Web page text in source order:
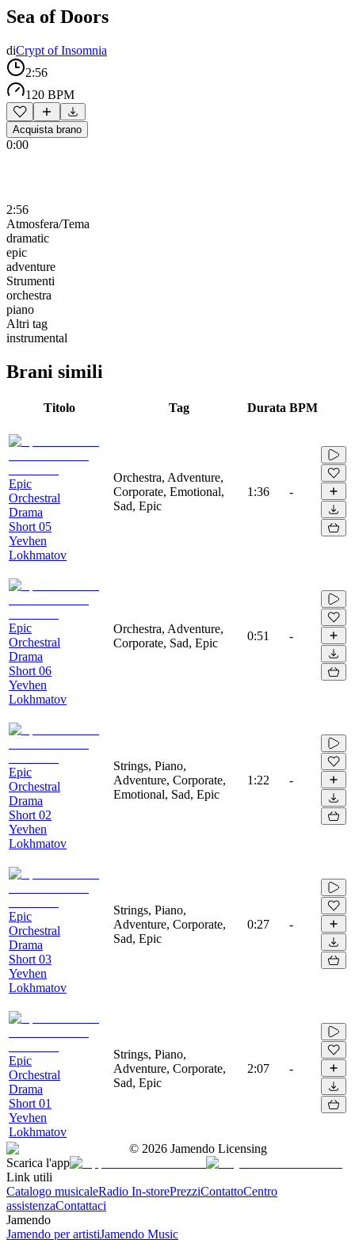
Sea of Doors
diCrypt of Insomnia
2:56
120 BPM
Acquista brano
0:00
2:56
Atmosfera/Tema
dramatic
epic
adventure
Strumenti
orchestra
piano
Altri tag
instrumental
Brani simili
Titolo Tag Durata BPM
Epic
Orchestral
Drama
Short 05
Yevhen
Lokhmatov
Orchestra, Adventure,
Corporate, Emotional,
Sad, Epic
1:36 -
Epic
Orchestral
Drama
Short 06
Yevhen
Lokhmatov
Orchestra, Adventure,
Corporate, Sad, Epic
0:51 -
Epic
Orchestral
Drama
Short 02
Yevhen
Lokhmatov
Strings, Piano,
Adventure, Corporate,
Emotional, Sad, Epic
1:22 -
Epic
Orchestral
Drama
Short 03
Yevhen
Lokhmatov
Strings, Piano,
Adventure, Corporate,
Sad, Epic
0:27 -
Epic
Orchestral
Drama
Short 01
Yevhen
Lokhmatov
Strings, Piano,
Adventure, Corporate,
Sad, Epic
2:07 -
© 2026 Jamendo Licensing
Scarica l'app
Link utili
Catalogo musicaleRadio In-storePrezziContattoCentro
assistenzaContattaci
Jamendo
Jamendo per artistiJamendo Music